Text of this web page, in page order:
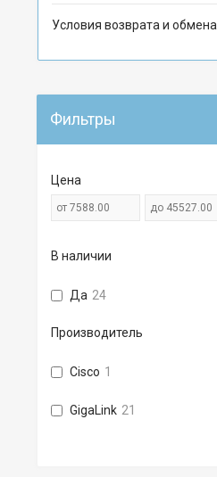
Условия возврата и обмена
Фильтры
Цена
В наличии
Да 24
Производитель
Cisco 1
GigaLink 21